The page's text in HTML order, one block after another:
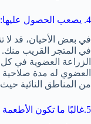
4. يصعب الحصول عليها:
في بعض الأحيان، قد لا
في المتجر القريب
الزراعة العضوية في
العضوي له مدة صلاحية
من المناطق النائية
5.غالبًا ما تكون الأطعمة العضوية غير عضوية تمامًا: